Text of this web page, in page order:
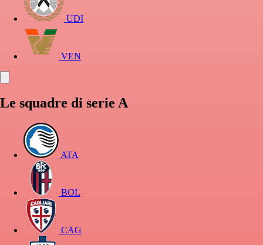
UDI
VEN
Le squadre di serie A
ATA
BOL
CAG